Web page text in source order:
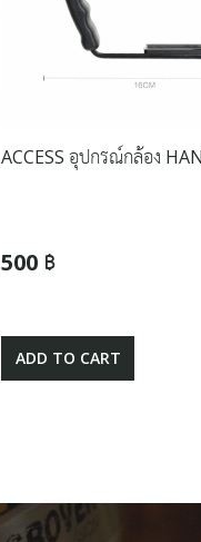
ACCESS อุปกรณ์กล้อง
500 ฿
ADD TO CART